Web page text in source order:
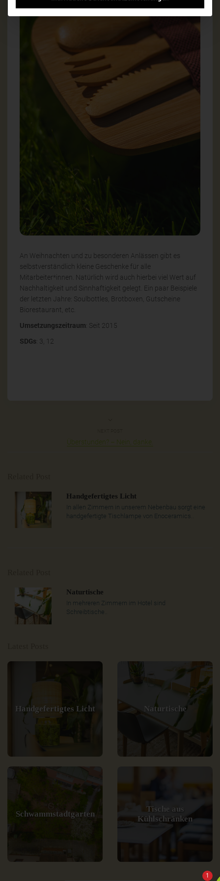
An Weihnachten und zu besonderen Anlässen gibt es
selbstverständlich kleine Geschenke für alle
Mitarbeiter*innen. Natürlich wird auch hierbei viel Wert auf
Nachhaltigkeit und Sinnhaftigkeit gelegt. Ein paar Beispiele
der letzten Jahre: Soulbottles, Brotboxen, Gutscheine
Biorestaurant, etc.
Umsetzungszeitraum: Seit 2015
SDGs: 3, 12
Überstunden? – Nein, danke.
Handgefertigtes Licht
In allen Zimmern in unserem Nebenbau sorgt eine
handgefertigte Tischlampe von Enoceramics..
Naturtische
In mehreren Zimmern im Hotel sind
Schreibtische..
Handgefertigtes Licht Naturtische
Schwammstadtgarten
Tische aus
Kühlschränken
1